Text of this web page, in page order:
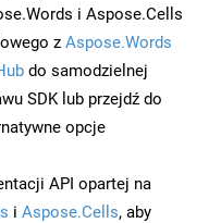
i Aspose.Cells
z Aspose.Words
do samodzielnej
SDK lub przejdź do
opcje
API opartej na
i Aspose.Cells, aby